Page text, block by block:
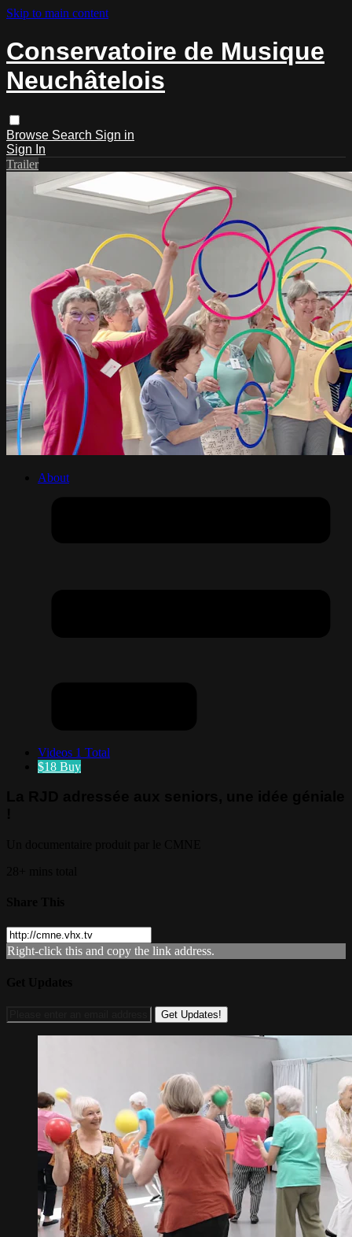
Skip to main content
Conservatoire de Musique
Neuchâtelois
Browse Search Sign in
Sign In
Trailer
About
Videos 1 Total
$18 Buy
Right-click this and copy the link address.